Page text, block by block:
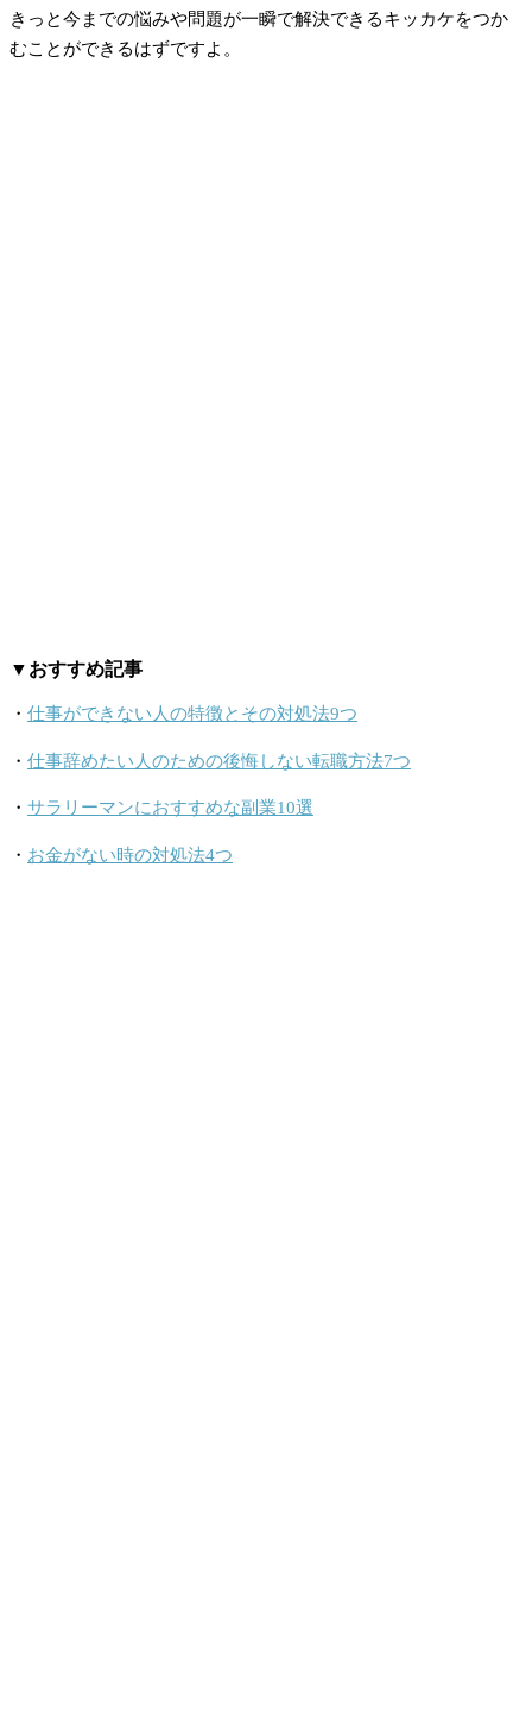
きっと今までの悩みや問題が一瞬で解決できるキッカケをつか
むことができるはずですよ。
▼おすすめ記事
・ 仕事ができない人の特徴とその対処法9つ
・ 仕事辞めたい人のための後悔しない転職方法7つ
・ サラリーマンにおすすめな副業10選
・ お金がない時の対処法4つ